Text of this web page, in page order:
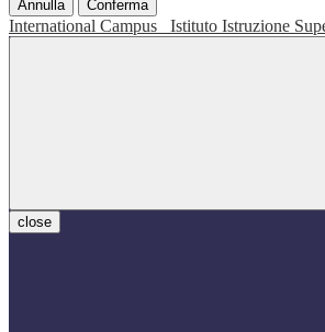
Annulla Conferma
International Campus Istituto Istruzione
close